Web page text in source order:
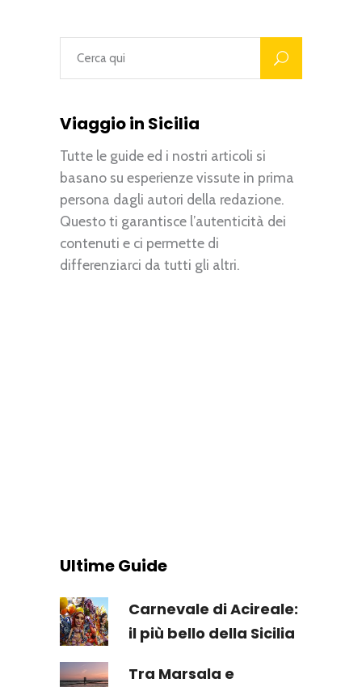
Viaggio in Sicilia
Tutte le guide ed i nostri articoli si
basano su esperienze vissute in prima
persona dagli autori della redazione.
Questo ti garantisce l’autenticità dei
contenuti e ci permette di
differenziarci da tutti gli altri.
Ultime Guide
Carnevale di Acireale:
il più bello della Sicilia
Tra Marsala e